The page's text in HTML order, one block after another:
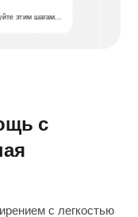
этим шагам...
с
с легкостью